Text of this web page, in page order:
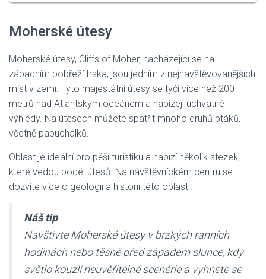
Moherské útesy
Moherské útesy, Cliffs of Moher, nacházející se na
západním pobřeží Irska, jsou jedním z nejnavštěvovanějších
míst v zemi. Tyto majestátní útesy se tyčí více než 200
metrů nad Atlantským oceánem a nabízejí úchvatné
výhledy. Na útesech můžete spatřit mnoho druhů ptáků,
včetně papuchalků.
Oblast je ideální pro pěší turistiku a nabízí několik stezek,
které vedou podél útesů. Na návštěvníckém centru se
dozvíte více o geologii a historii této oblasti.
Náš tip
Navštivte Moherské útesy v brzkých ranních
hodinách nebo těsně před západem slunce, kdy
světlo kouzlí neuvěřitelné scenérie a vyhnete se